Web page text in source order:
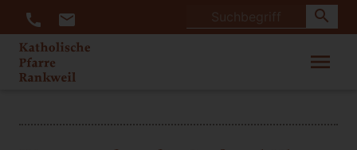
call mail search
menu